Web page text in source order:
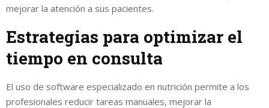
mejorar la atención a sus pacientes.
Estrategias para optimizar el
tiempo en consulta
El uso de software especializado en nutrición permite a los
profesionales reducir tareas manuales, mejorar la